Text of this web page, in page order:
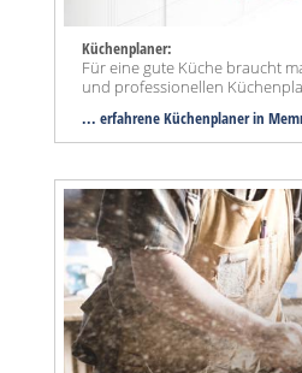
Küchenplaner:
Für eine gute Küche braucht
und professionellen
... erfahrene Küchenplaner in